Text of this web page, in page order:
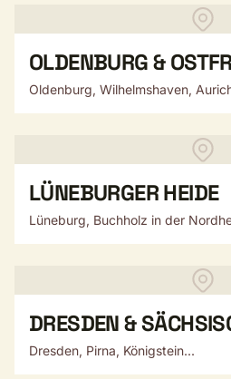
OLDENBURG &
Oldenburg, Wilhelmshaven,
LÜNEBURGER HEIDE
Lüneburg, Buchholz in der
DRESDEN &
Dresden, Pirna, Königstein...